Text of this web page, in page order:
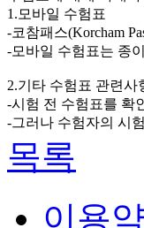
1.모바일 수험표
-코참패스(Korcham
-모바일 수험표는 종
2.기타 수험표 관련사
-시험 전 수험표를 확
-그러나 수험자의 시
목록
이용